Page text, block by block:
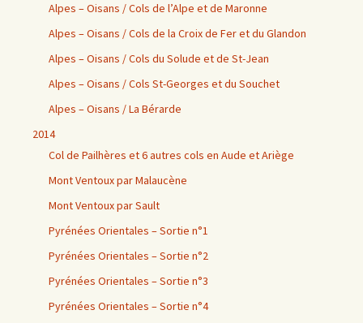
Alpes – Oisans / Cols de l’Alpe et de Maronne
Alpes – Oisans / Cols de la Croix de Fer et du Glandon
Alpes – Oisans / Cols du Solude et de St-Jean
Alpes – Oisans / Cols St-Georges et du Souchet
Alpes – Oisans / La Bérarde
2014
Col de Pailhères et 6 autres cols en Aude et Ariège
Mont Ventoux par Malaucène
Mont Ventoux par Sault
Pyrénées Orientales – Sortie n°1
Pyrénées Orientales – Sortie n°2
Pyrénées Orientales – Sortie n°3
Pyrénées Orientales – Sortie n°4